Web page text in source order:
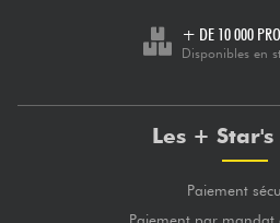
+ DE 10 000
Disponibles en
Les + Star's
Paiement